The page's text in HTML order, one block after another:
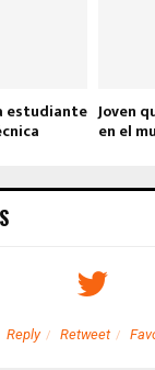
estudiante Joven
en el
Reply Retweet